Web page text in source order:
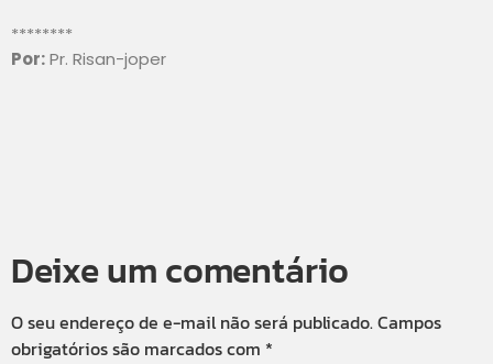
********
Por:Pr. Risan-joper
Deixe um comentário
O seu endereço de e-mail não será publicado.Campos
obrigatórios são marcados com *